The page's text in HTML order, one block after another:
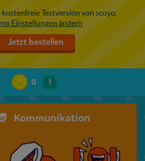
Testversion von scoyo.
Einstellungen ändern
Jetzt bestellen
0 1
Kommunikation